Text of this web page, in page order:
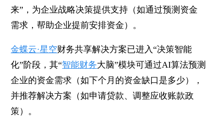
来”，为企业战略决策提供支持（如通过预测资金
需求，帮助企业提前安排资金）。
金蝶云·星空财务共享解决方案已进入“决策智能
化”阶段，其“智能财务大脑”模块可通过AI算法预测
企业的资金需求（如下个月的资金缺口是多少），
并推荐解决方案（如申请贷款、调整应收账款政
策）。